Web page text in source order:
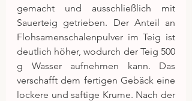
gemacht und ausschließlich mit
Sauerteig getrieben. Der Anteil an
Flohsamenschalenpulver im Teig ist
deutlich höher, wodurch der Teig 500
g Wasser aufnehmen kann. Das
verschafft dem fertigen Gebäck eine
lockere und saftige Krume. Nach der